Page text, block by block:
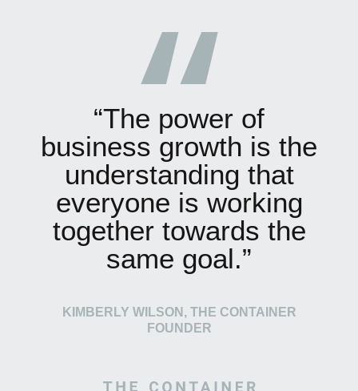
“The power of
business growth is the
understanding that
everyone is working
together towards the
same goal.”
KIMBERLY WILSON, THE CONTAINER
FOUNDER